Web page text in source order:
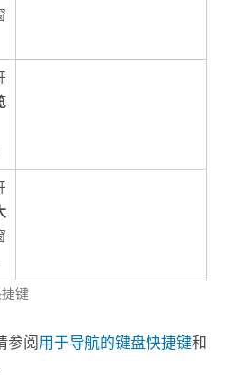
键
参阅用于导航的键盘快捷键和